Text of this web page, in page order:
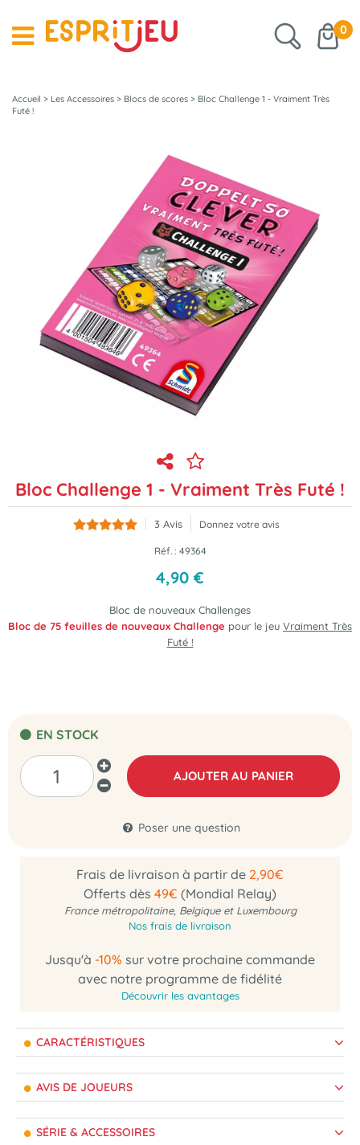
0
Accueil > Les Accessoires > Blocs de scores > Bloc Challenge 1 - Vraiment Très
Futé !
Bloc Challenge 1 - Vraiment Très Futé !
3 Avis Donnez votre avis
Réf. : 49364
4,90 €
Bloc de nouveaux Challenges
Bloc de 75 feuilles de nouveaux Challenge pour le jeu Vraiment Très
Futé !
EN STOCK
AJOUTER AU PANIER
Poser une question
Frais de livraison à partir de 2,90€
Offerts dès 49€ (Mondial Relay)
France métropolitaine, Belgique et Luxembourg
Nos frais de livraison
Jusqu'à -10% sur votre prochaine commande
avec notre programme de fidélité
Découvrir les avantages
CARACTÉRISTIQUES
AVIS DE JOUEURS
SÉRIE & ACCESSOIRES